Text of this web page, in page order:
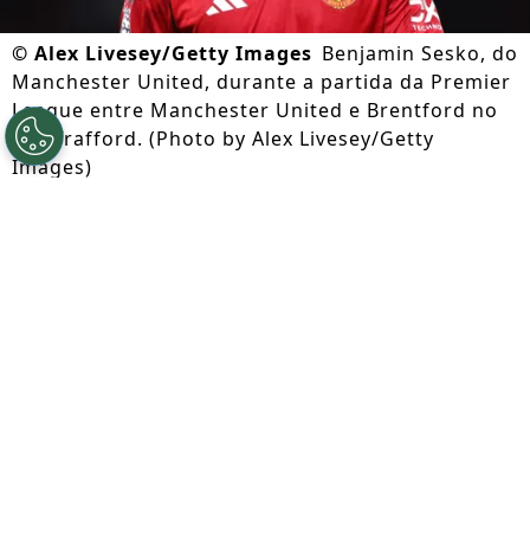
© Alex Livesey/Getty Images Benjamin Sesko, do
Manchester United, durante a partida da Premier
League entre Manchester United e Brentford no
Old Trafford. (Photo by Alex Livesey/Getty
Images)